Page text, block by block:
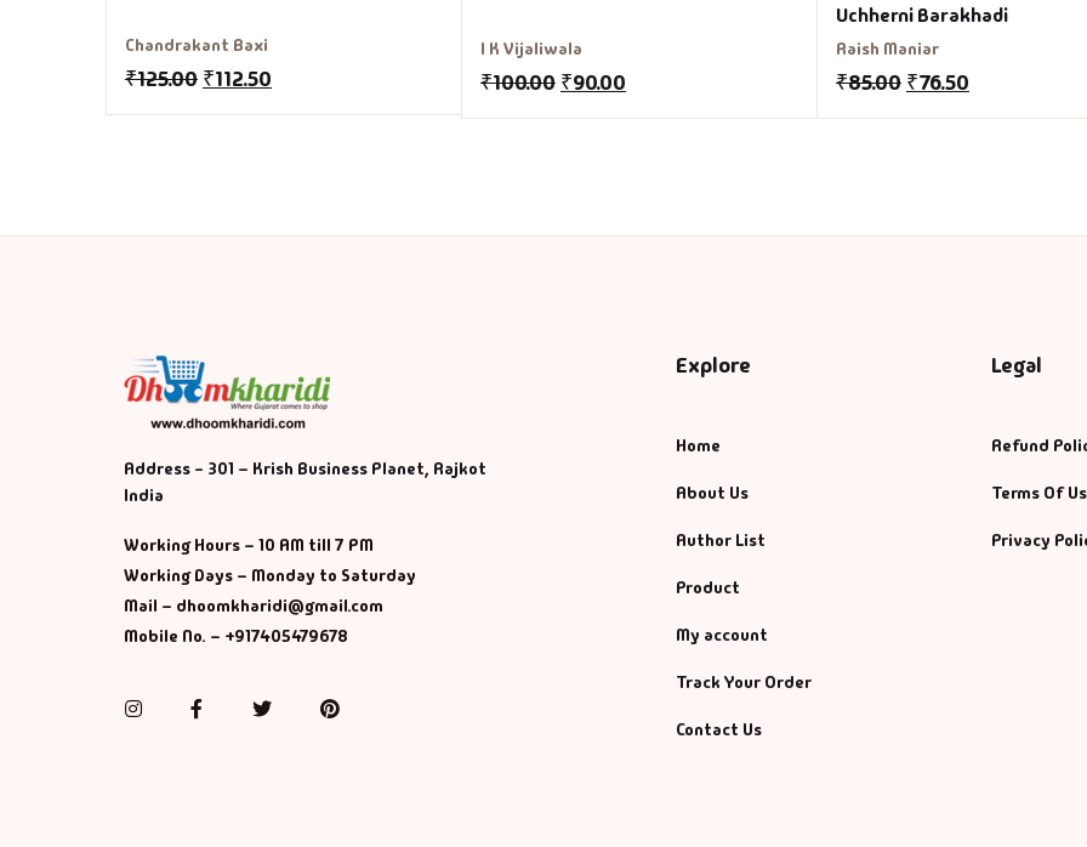
Chandrakant Baxi
₹125.00 ₹112.50
I K Vijaliwala
₹100.00 ₹90.00
Uchherni Barakhadi
Raish Maniar
₹85.00 ₹76.50
Address - 301 – Krish Business Planet, Rajkot
India
Working Hours – 10 AM till 7 PM
Working Days – Monday to Saturday
Mail – dhoomkharidi@gmail.com
Mobile No. – +917405479678
InstagramFacebookTwitterPinterest
Explore
Home
About Us
Author List
Product
My account
Track Your Order
Contact Us
Legal
Refund
Terms Of
Privacy